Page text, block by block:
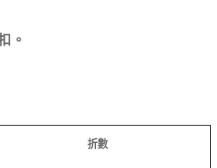
。
折數